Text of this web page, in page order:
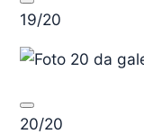
19/20
20/20